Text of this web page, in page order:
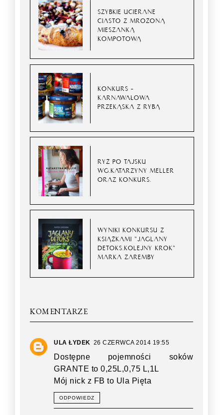
SZYBKIE UCIERANE
CIASTO Z MROŻONĄ
MIESZANKĄ
KOMPOTOWĄ
KONKURS –
KARNAWAŁOWA
PRZEKĄSKA Z RYBĄ
RYŻ PO TAJSKU
WG.KATARZYNY MELLER
ORAZ KONKURS.
WYNIKI KONKURSU Z
KSIĄŻKAMI "JAGLANY
DETOKS.KOLEJNY KROK"
MARKA ZAREMBY
KOMENTARZE
ULA ŁYDEK 26 CZERWCA 2014 19:55
Dostępne pojemności soków
GRANTE to 0,25L,0,75 L,1L
Mój nick z FB to Ula Pięta
ODPOWIEDZ